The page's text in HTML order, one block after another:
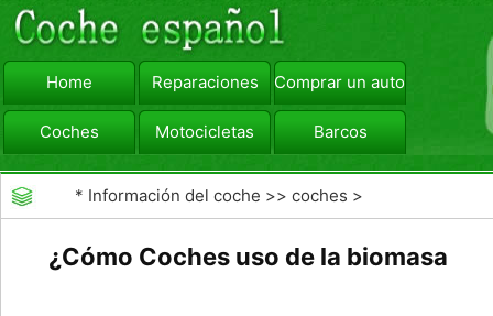
Home Reparaciones Comprar un automóvil
Coches Motocicletas Barcos
viajar Camiones
* Información del coche >>coches >
¿Cómo Coches uso de la biomasa